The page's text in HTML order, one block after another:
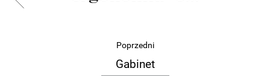
Poprzedni
Gabinet